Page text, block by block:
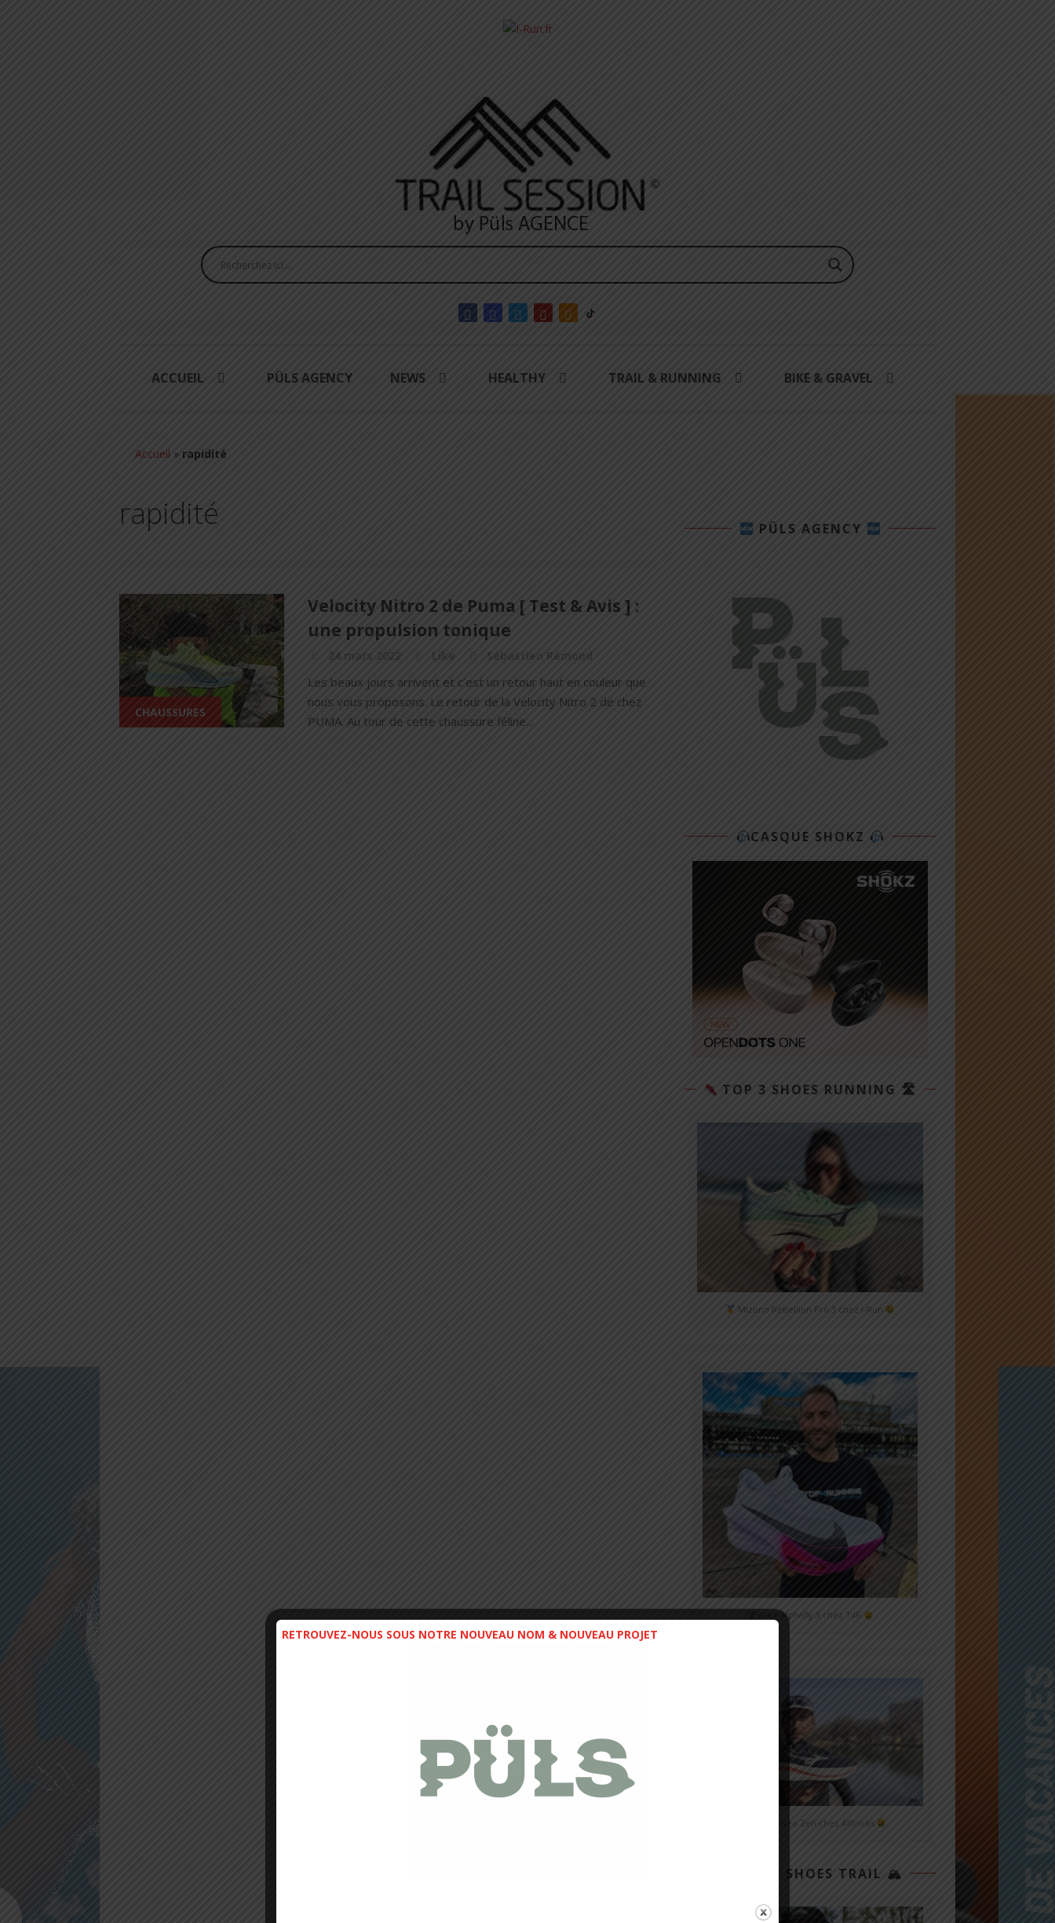
ACCUEIL PÜLS AGENCY NEWS HEALTHY TRAIL & RUNNING BIKE & GRAVEL
Accueil » rapidité
rapidité
CHAUSSURES
Velocity Nitro 2 de Puma [ Test & Avis ] :
une propulsion tonique
24 mars 2022 Like Sébastien Rémond
Les beaux jours arrivent et c’est un retour haut en couleur que
nous vous proposons. Le retour de la Velocity Nitro 2 de chez
PUMA. Au tour de cette chaussure féline...
PÜLS AGENCY
CASQUE SHOKZ
TOP 3 SHOES RUNNING 🛣
Mizuno Rebellion Pro 3 chez i-Run
Nike Alphafly 3 chez T4R
Mizuno Neo Zen chez Alltricks
TOP 3 SHOES TRAIL 🏔
RETROUVEZ-NOUS SOUS NOTRE NOUVEAU NOM & NOUVEAU PROJET